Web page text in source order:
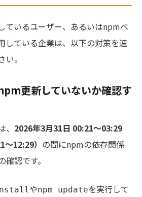
ているユーザー、あるいはnpmベ
している企業は、以下の対策を速
。
更新していないか確認す
2026年3月31日 00:21〜03:29
12:29） の間にnpmの依存関係
認です。
やnpm updateを実行して